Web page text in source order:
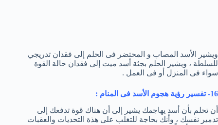
ويشير الأسد المصاب و المحتضر فى الحلم إلى فقدان تدريجي
للسلطة ، ويشير الحلم بجثة أسد ميت إلى فقدان حالة القوة
سواء فى المنزل أو فى العمل .
16- تفسير رؤية هجوم الأسد فى المنام :
أن تحلم بأن أسد يهاجمك يشير إلى أن هناك قوة تدفعك إلى
تدمير نفسك ، وأنك بحاجة للتغلب على هذة التحديات والعقبات